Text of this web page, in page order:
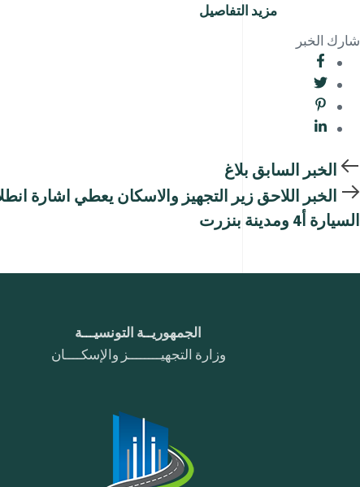
مزيد التفاصيل
شارك الخبر
الخبر السابق بلاغ
الخبر اللاحق زير التجهيز والاسكان يعطي اشارة
السيارة أ4 ومدينة بنزرت
الجمهوريــة التونسيـــة
وزارة التجهيــــــــز والإسكــــان